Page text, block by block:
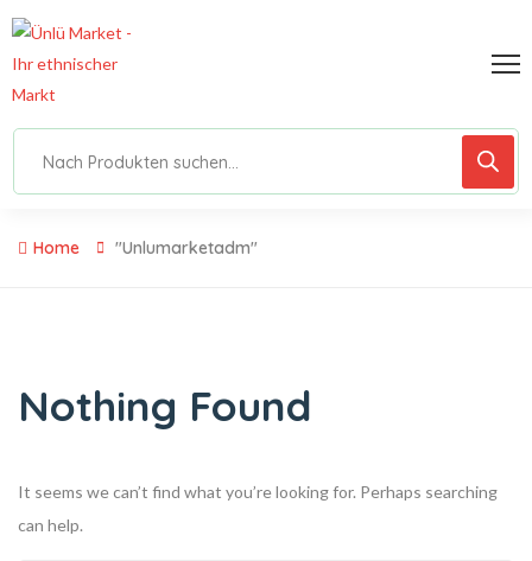
Home "unlumarketadm"
Nothing Found
It seems we can’t find what you’re looking for. Perhaps searching
can help.